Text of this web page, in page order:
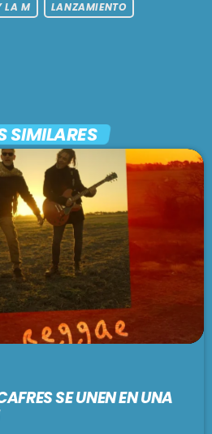
LA M
LANZAMIENTO
SIMILARES
SE UNEN EN UNA